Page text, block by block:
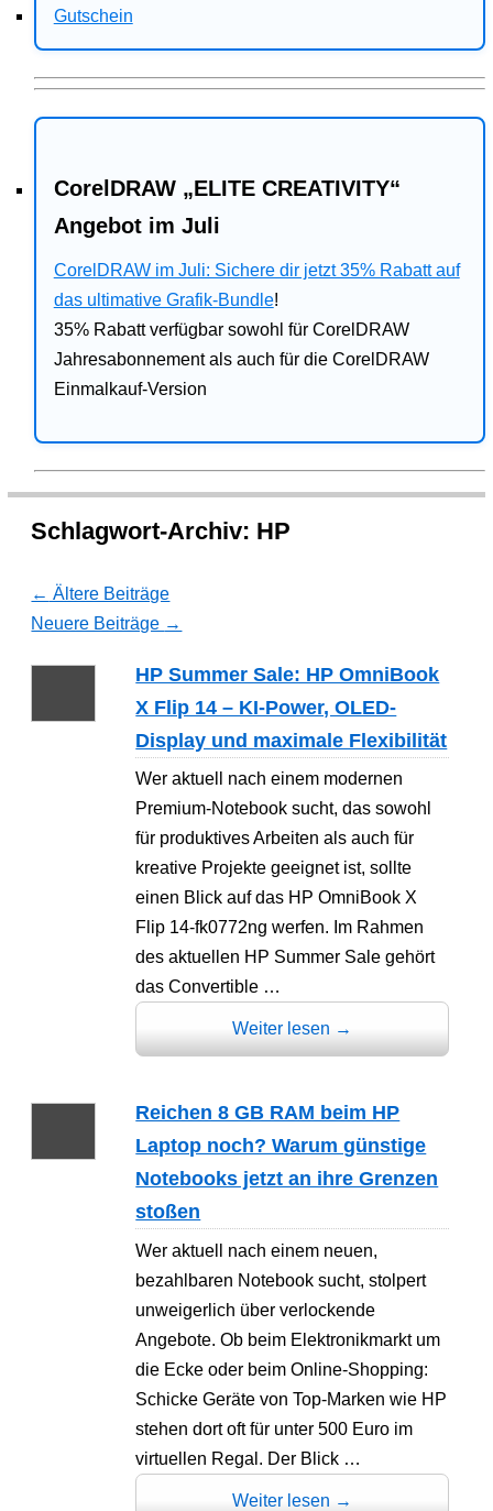
CorelDRAW „ELITE CREATIVITY“
Angebot im Juli
CorelDRAW im Juli: Sichere dir jetzt 35% Rabatt auf
das ultimative Grafik-Bundle!
35% Rabatt verfügbar sowohl für CorelDRAW
Jahresabonnement als auch für die CorelDRAW
Einmalkauf-Version
Schlagwort-Archiv: HP
← Ältere Beiträge
Neuere Beiträge →
HP Summer Sale: HP OmniBook
X Flip 14 – KI-Power, OLED-
Display und maximale Flexibilität
Wer aktuell nach einem modernen
Premium-Notebook sucht, das sowohl
für produktives Arbeiten als auch für
kreative Projekte geeignet ist, sollte
einen Blick auf das HP OmniBook X
Flip 14-fk0772ng werfen. Im Rahmen
des aktuellen HP Summer Sale gehört
das Convertible …
Weiter lesen →
Reichen 8 GB RAM beim HP
Laptop noch? Warum günstige
Notebooks jetzt an ihre Grenzen
stoßen
Wer aktuell nach einem neuen,
bezahlbaren Notebook sucht, stolpert
unweigerlich über verlockende
Angebote. Ob beim Elektronikmarkt um
die Ecke oder beim Online-Shopping:
Schicke Geräte von Top-Marken wie HP
stehen dort oft für unter 500 Euro im
virtuellen Regal. Der Blick …
Weiter lesen →